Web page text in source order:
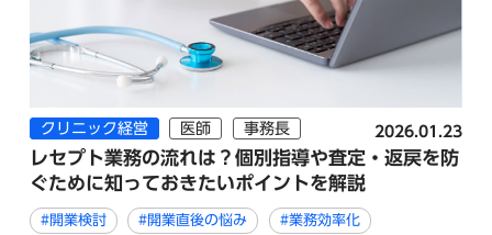
クリニック経営 医師 事務長 2026.01.23
レセプト業務の流れは？個別指導や査定・返戻を防
ぐために知っておきたいポイントを解説
#開業検討 #開業直後の悩み #業務効率化